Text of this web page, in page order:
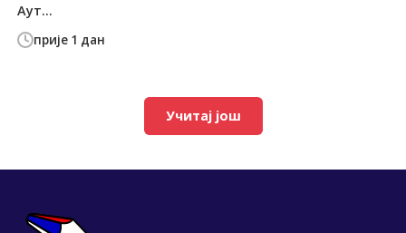
прије 1 дан
Аут...
Учитај још